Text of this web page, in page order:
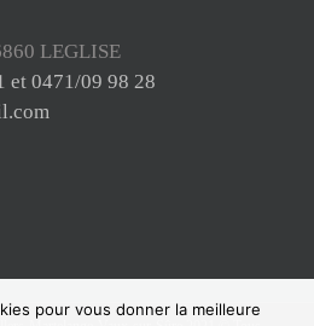
LEGLISE
et 0471/09 98 28
pour vous donner la meilleure